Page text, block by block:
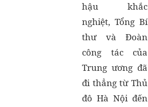
hậu khắc
nghiệt, Tổng Bí
thư và Đoàn
công tác của
Trung ương đã
đi thẳng từ Thủ
đô Hà Nội đến